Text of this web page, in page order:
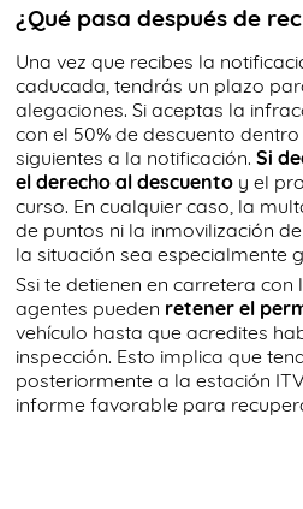
¿Qué pasa después de
Una vez que recibes la
caducada, tendrás un plazo
alegaciones. Si aceptas la
con el 50% de descuento
siguientes a la notificación. Si
el derecho al descuento y el
curso. En cualquier caso, la
de puntos ni la inmovilización
la situación sea especialmente
Ssi te detienen en carretera con
agentes pueden retener el
vehículo hasta que acredites
inspección. Esto implica que
posteriormente a la estación
informe favorable para